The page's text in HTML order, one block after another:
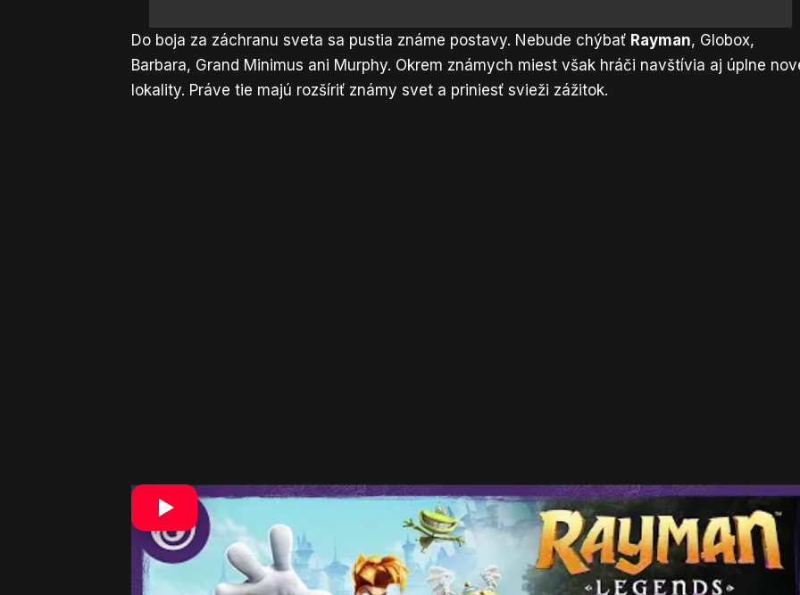
Do boja za záchranu sveta sa pustia známe postavy. Nebude chýbať Rayman, Globox,
Barbara, Grand Minimus ani Murphy. Okrem známych miest však hráči navštívia aj úplne
lokality. Práve tie majú rozšíriť známy svet a priniesť svieži zážitok.
Rayman Legends v 3D
Najväčšou zmenou bude nové 3D vizuálne spracovanie. Ubisoft chce spojiť klasickú
hrateľnosť série s modernejším pohľadom na dianie. Hra preto ponúkne dynamickú kameru a
výraznejšie filmové scény. Vďaka tomu má dobrodružstvo pôsobiť živšie a atraktívnejšie.